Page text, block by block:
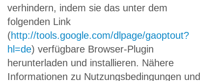
verhindern, indem sie das unter dem
folgenden Link
(http://tools.google.com/dlpage/gaoptout?
hl=de) verfügbare Browser-Plugin
herunterladen und installieren. Nähere
Informationen zu Nutzungsbedingungen und